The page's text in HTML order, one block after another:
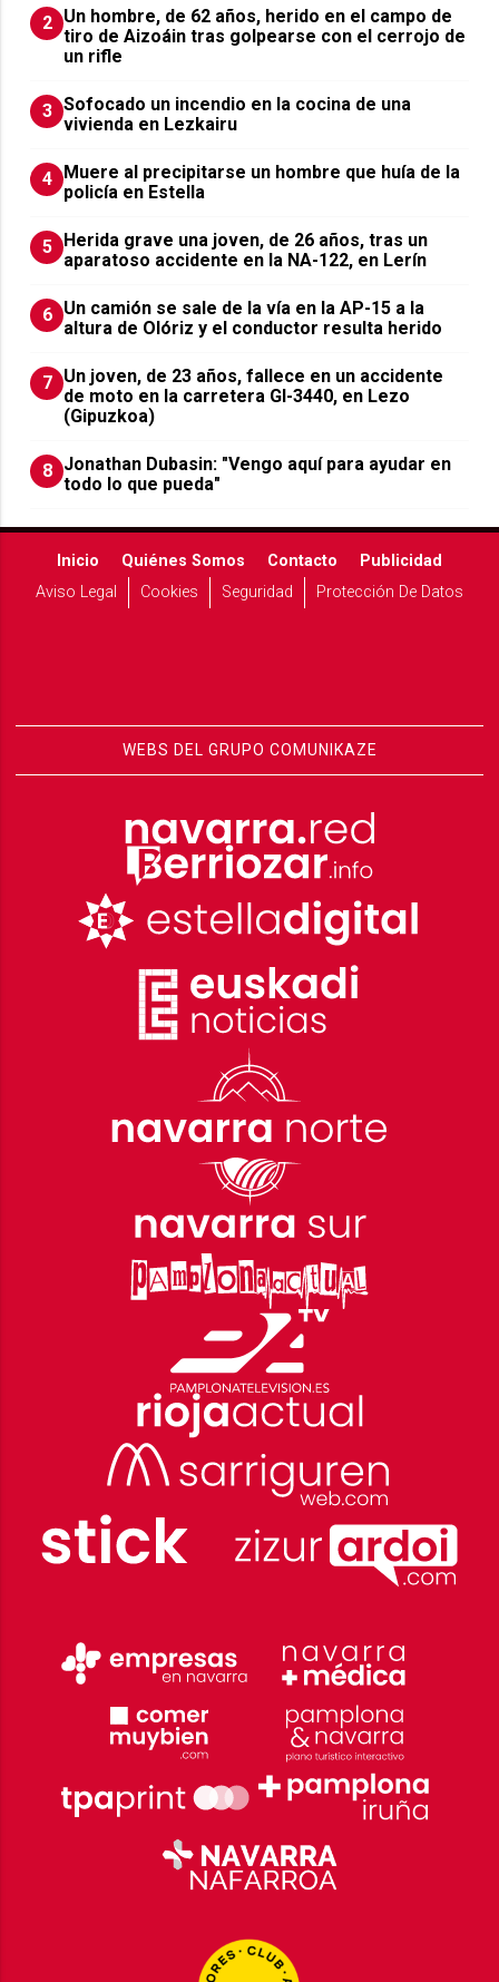
2 Un hombre, de 62 años, herido en el campo de
tiro de Aizoáin tras golpearse con el cerrojo de
un rifle
3 Sofocado un incendio en la cocina de una
vivienda en Lezkairu
4 Muere al precipitarse un hombre que huía de la
policía en Estella
5 Herida grave una joven, de 26 años, tras un
aparatoso accidente en la NA-122, en Lerín
6 Un camión se sale de la vía en la AP-15 a la
altura de Olóriz y el conductor resulta herido
7 Un joven, de 23 años, fallece en un accidente
de moto en la carretera GI-3440, en Lezo
(Gipuzkoa)
8 Jonathan Dubasin: "Vengo aquí para ayudar en
todo lo que pueda"
Inicio Quiénes Somos Contacto
Publicidad
Aviso Legal
Cookies Seguridad Protección De Datos
WEBS DEL GRUPO COMUNIKAZE